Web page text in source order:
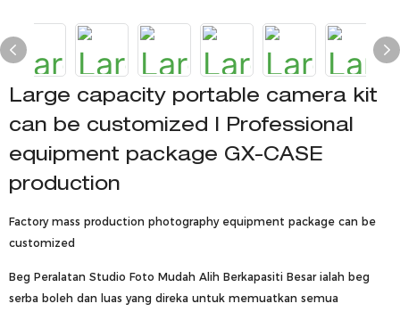
Large capacity portable camera kit
can be customized | Professional
equipment package GX-CASE
production
Factory mass production photography equipment package can be
customized
Beg Peralatan Studio Foto Mudah Alih Berkapasiti Besar ialah beg
serba boleh dan luas yang direka untuk memuatkan semua